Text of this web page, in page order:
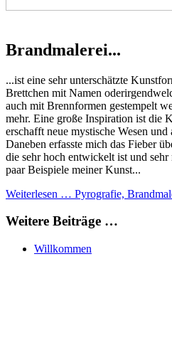
Brandmalerei...
...ist eine sehr unterschätzte
Brettchen mit Namen
auch mit Brennformen gestempelt
mehr. Eine große Inspiration ist die
erschafft neue mystische Wesen
Daneben erfasste mich das Fieber
die sehr hoch entwickelt ist und
paar Beispiele meiner Kunst...
Weiterlesen … Pyrografie,
Weitere Beiträge …
Willkommen